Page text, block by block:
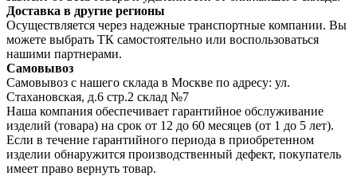
Доставка в другие регионы
Осуществляется через надежные транспортные компании. Вы
можете выбрать ТК самостоятельно или воспользоваться
нашими партнерами.
Самовывоз
Самовывоз с нашего склада в Москве по адресу: ул.
Стахановская, д.6 стр.2 склад №7
Наша компания обеспечивает гарантийное обслуживание
изделий (товара) на срок от 12 до 60 месяцев (от 1 до 5 лет).
Если в течение гарантийного периода в приобретенном
изделии обнаружится производственный дефект, покупатель
имеет право вернуть товар.